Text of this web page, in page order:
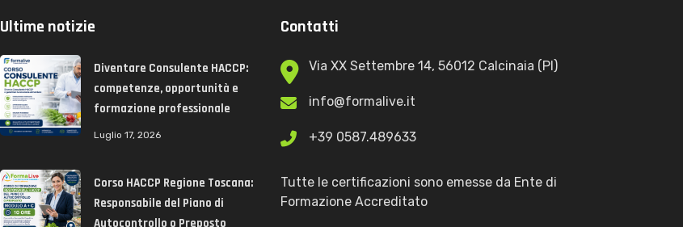
Ultime notizie
Diventare Consulente HACCP:
competenze, opportunità e
formazione professionale
Luglio 17, 2026
Corso HACCP Regione Toscana:
Responsabile del Piano di
Autocontrollo o Preposto
Contatti
Via XX Settembre 14, 56012 Calcinaia (PI)
info@formalive.it
+39 0587.489633
Tutte le certificazioni sono emesse da Ente di
Formazione Accreditato